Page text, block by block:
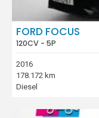
FORD FOCUS
120CV - 5P
2016
178.172 km
Diesel